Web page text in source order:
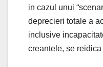
in cazul unui
deprecieri totale a
inclusive
creantele, se